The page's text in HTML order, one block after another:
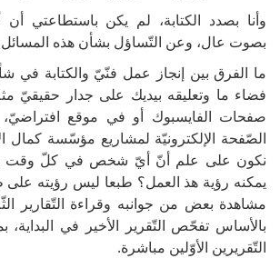
وأنا بصدد الكتابة، لم يكن باستطاعتي
بصوت عال، وعن التّساؤل بشأن هذه المسائل
ما الفرق بين إنجاز عمل فنّيّ والكتابة في
فضاء ما وتعليقه بيديك على جدار حقيقيّ
صفحات الفايسبوك أو في موقع
الصّفحة الإلكترونيّة لمشاريع مؤسّسة كمال
نكون على علم أنّ أيّ شخص في كلّ وقت
يمكنه رؤية هذ العمل؟ طبعا ليس رؤيته على
مشاهدة بعض من جوانبه وقراءة التّقارير
بالأساس تفحّص التّقرير الأخير في البداية،
التّقريرين الأوّلين مباشرة.